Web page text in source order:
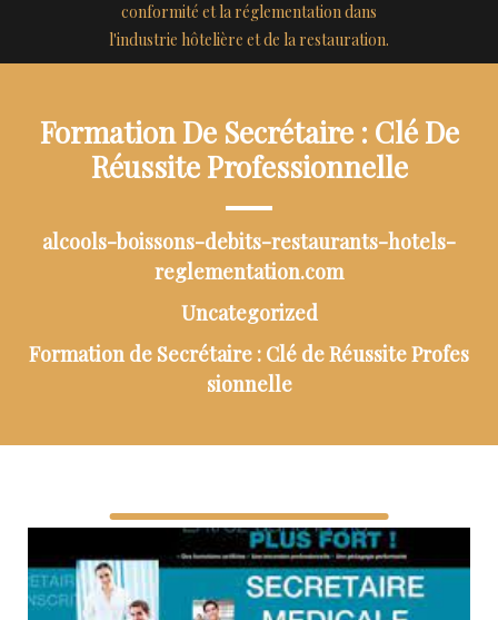
conformité et la réglementation dans
l'industrie hôtelière et de la restauration.
Formation De Secrétaire : Clé De
Réussite Professionnelle
alcools-boissons-debits-restaurants-hotels-
reglementation.com
Uncategorized
Formation de Secrétaire : Clé de Réussite Profes
sionnelle